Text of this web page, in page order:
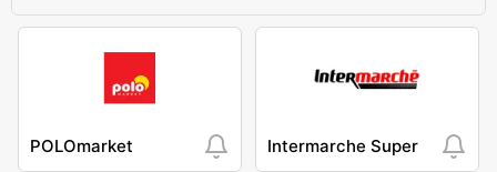
POLOmarket Intermarche Super